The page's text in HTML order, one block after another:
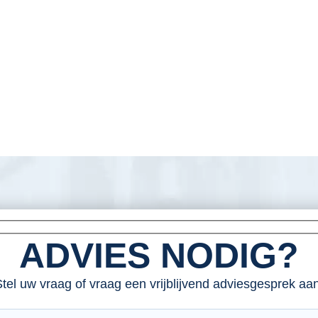
ADVIES NODIG?
uw vraag of vraag een vrijblijvend adviesgesprek